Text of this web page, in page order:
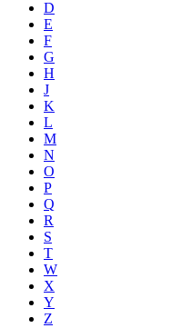
D
E
F
G
H
J
K
L
M
N
O
P
Q
R
S
T
W
X
Y
Z